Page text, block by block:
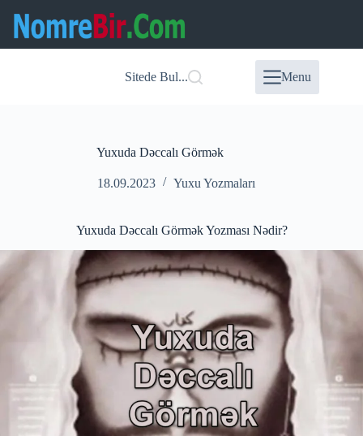
content
Sitede Bul... Menu
Yuxuda Dəccalı Görmək
18.09.2023 Yuxu Yozmaları
Yuxuda Dəccalı Görmək Yozması Nədir?